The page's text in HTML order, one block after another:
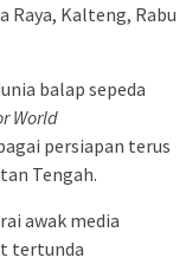
Raya, Kalteng, Rabu
balap sepeda
World
persiapan terus
Tengah.
awak media
tertunda